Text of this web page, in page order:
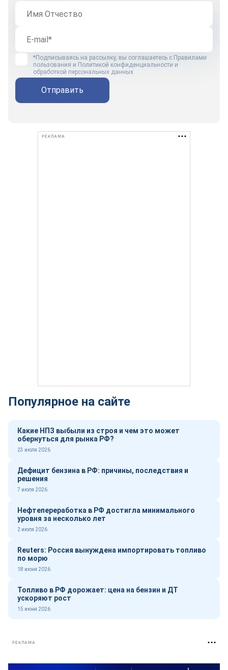
*Подписываясь на рассылку, вы соглашаетесь с Правилами
пользования и Политикой конфиденциальности и
обработкой персональных данных
Отправить
РЕКЛАМА
Популярное на сайте
Какие НПЗ выбыли из строя и чем это может
обернуться для рынка РФ?
23 июля 2026
Дефицит бензина в РФ: причины, последствия и
решения
7 июля 2026
Нефтепереработка в РФ достигла минимального
уровня за несколько лет
2 июля 2026
Reuters: Россия вынуждена импортировать топливо
по морю
18 июня 2026
Топливо в РФ дорожает: цена на бензин и ДТ
ускоряют рост
15 июня 2026
РЕКЛАМА